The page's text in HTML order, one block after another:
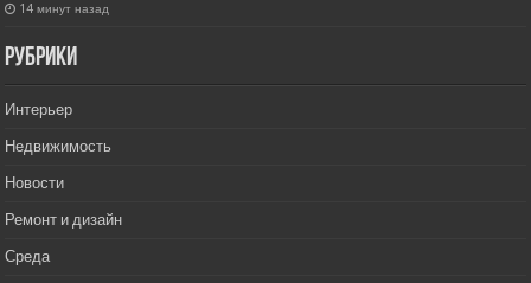
14 минут назад
РУбрики
Интерьер
Недвижимость
Новости
Ремонт и дизайн
Среда